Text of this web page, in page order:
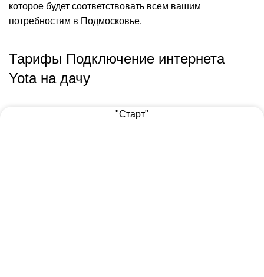
которое будет соответствовать всем вашим
потребностям в Подмосковье.
Тарифы Подключение интернета
Yota на дачу
"Старт"